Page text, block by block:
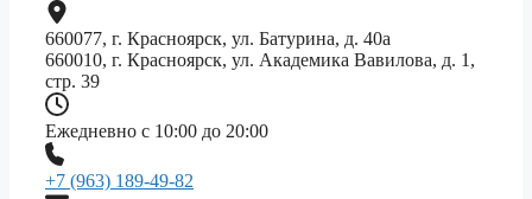
660077, г. Красноярск, ул. Батурина, д. 40а
660010, г. Красноярск, ул. Академика Вавилова, д. 1,
стр. 39
Ежедневно с 10:00 до 20:00
+7 (963) 189-49-82